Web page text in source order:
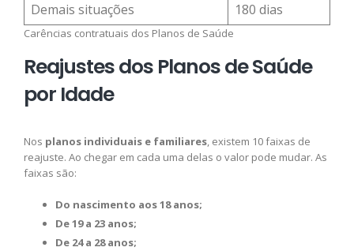
Demais situações 180 dias
Carências contratuais dos Planos de Saúde
Reajustes dos Planos de Saúde
por Idade
Nos planos individuais e familiares, existem 10 faixas de
reajuste. Ao chegar em cada uma delas o valor pode mudar. As
faixas são:
Do nascimento aos 18 anos;
De 19 a 23 anos;
De 24 a 28 anos;